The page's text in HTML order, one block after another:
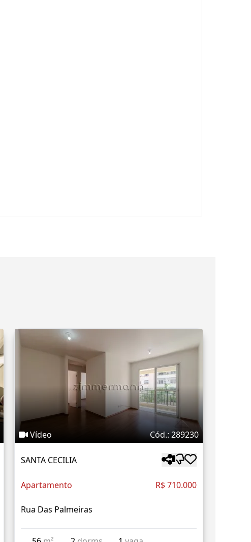
Vídeo Cód.: 289230
SANTA CECILIA
Apartamento R$ 710.000
Rua Das Palmeiras